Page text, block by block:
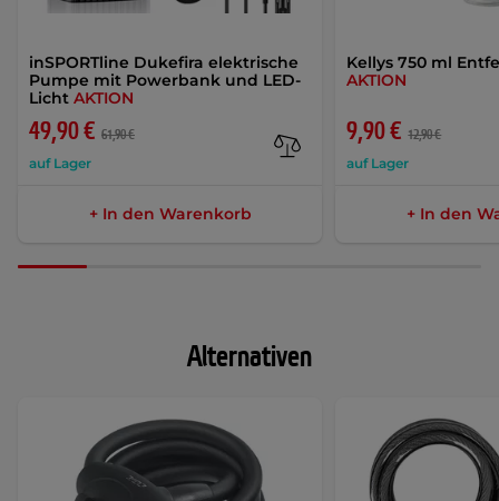
inSPORTline Dukefira elektrische
Pumpe mit Powerbank und LED-
Licht AKTION
49,90 € 61,90 €
auf Lager
+ In den Warenkorb
Kellys 750 ml
AKTION
9,90 € 12,90 €
auf Lager
+ In den
Alternativen